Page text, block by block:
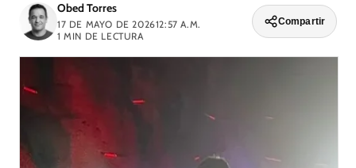
Obed Torres
17 DE MAYO DE 202612:57 A.M.
1 MIN DE LECTURA
Compartir